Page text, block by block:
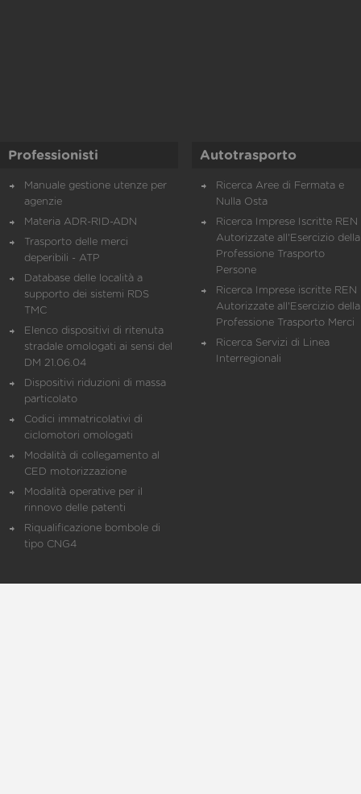
Professionisti
Manuale gestione utenze per
agenzie
Materia ADR-RID-ADN
Trasporto delle merci
deperibili - ATP
Database delle località a
supporto dei sistemi RDS
TMC
Elenco dispositivi di ritenuta
stradale omologati ai sensi del
DM 21.06.04
Dispositivi riduzioni di massa
particolato
Codici immatricolativi di
ciclomotori omologati
Modalità di collegamento al
CED motorizzazione
Modalità operative per il
rinnovo delle patenti
Riqualificazione bombole di
tipo CNG4
Autotrasporto
Ricerca Aree di Fermata e
Nulla Osta
Ricerca Imprese Iscritte REN
Autorizzate all'Esercizio della
Professione Trasporto
Persone
Ricerca Imprese iscritte REN
Autorizzate all'Esercizio della
Professione Trasporto Merci
Ricerca Servizi di Linea
Interregionali